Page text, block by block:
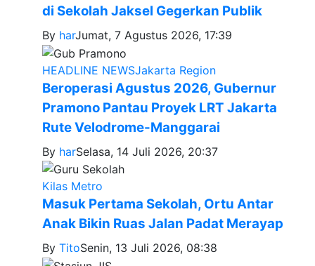
di Sekolah Jaksel Gegerkan Publik
By harJumat, 7 Agustus 2026, 17:39
HEADLINE NEWSJakarta Region
Beroperasi Agustus 2026, Gubernur
Pramono Pantau Proyek LRT Jakarta
Rute Velodrome-Manggarai
By harSelasa, 14 Juli 2026, 20:37
Kilas Metro
Masuk Pertama Sekolah, Ortu Antar
Anak Bikin Ruas Jalan Padat Merayap
By TitoSenin, 13 Juli 2026, 08:38